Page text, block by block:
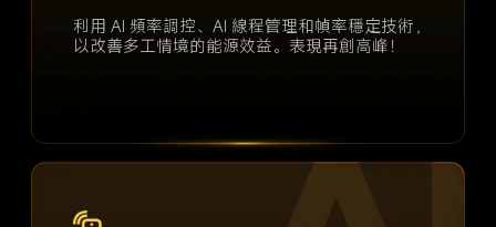
利用 AI 頻率調控、AI 線程管理和幀率穩定技術，
以改善多工情境的能源效益。表現再創高峰！